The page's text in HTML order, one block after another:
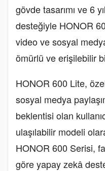
gövde tasarımı ve 6
desteğiyle HONOR
video ve sosyal
ömürlü ve erişilebilir
HONOR 600 Lite,
sosyal medya
beklentisi olan
ulaşılabilir modeli
HONOR 600 Serisi,
göre yapay zekâ